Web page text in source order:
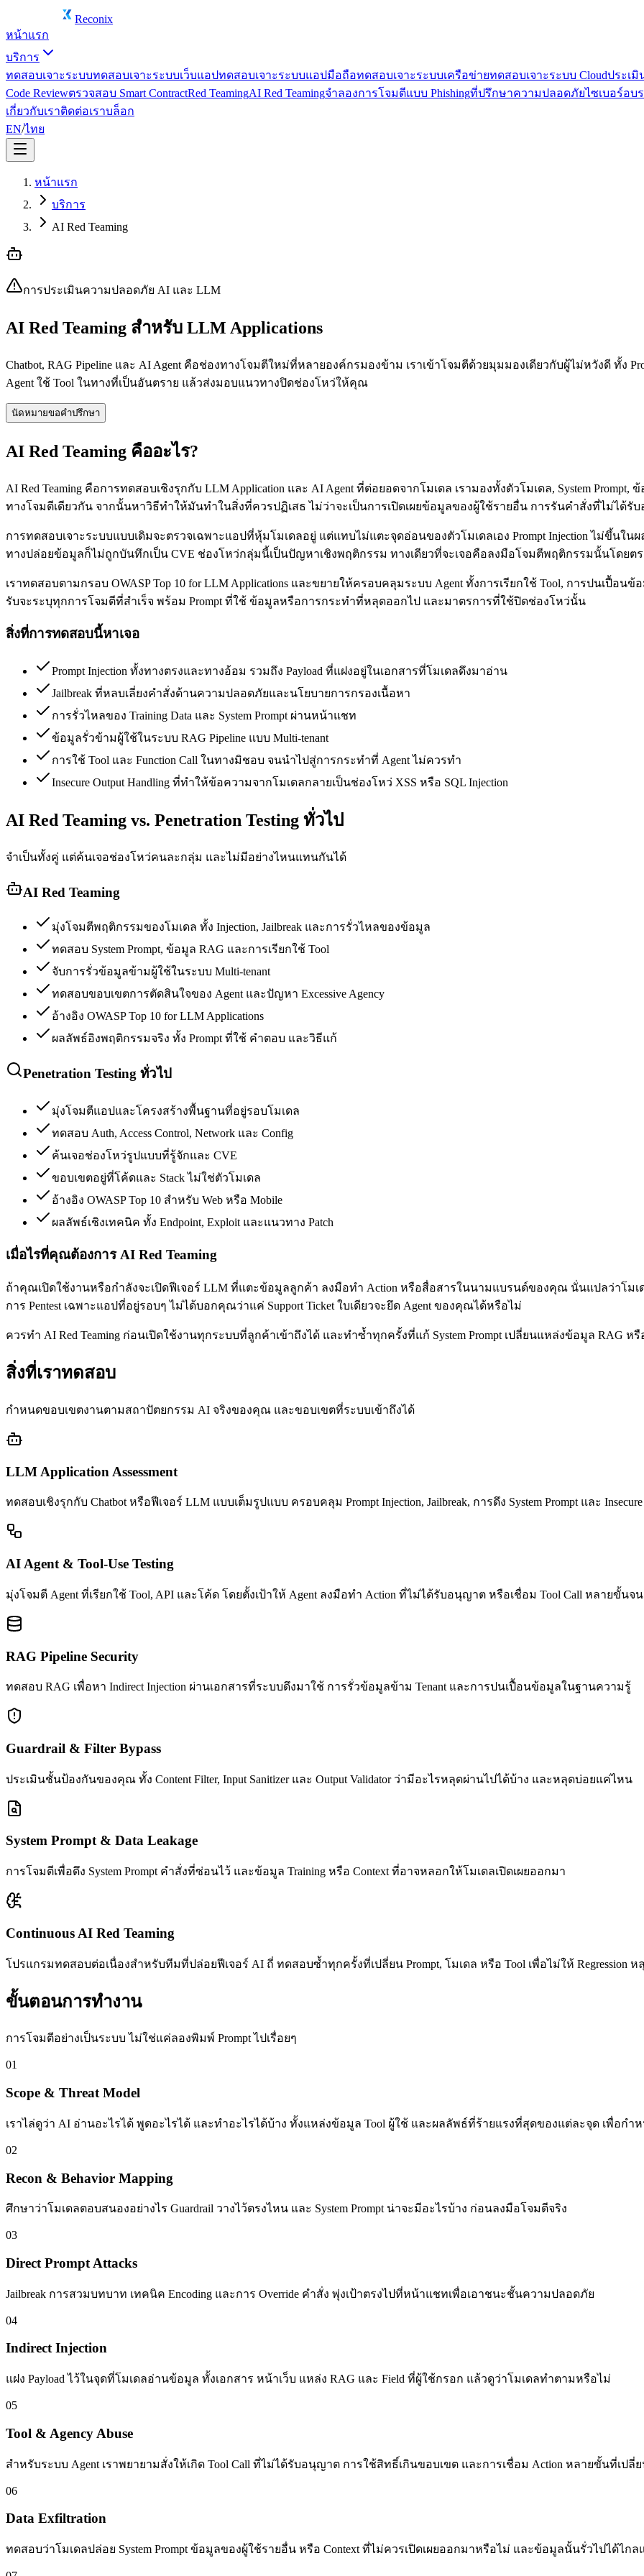
Reconix
หน้าแรก
บริการ
ทดสอบเจาะระบบทดสอบเจาะระบบเว็บแอปทดสอบเจาะระบบแอปมือถือทดสอบเจาะระบบเครือข่ายทดสอบเจาะระบบ Cloudประเมิ
Code Reviewตรวจสอบ Smart ContractRed TeamingAI Red Teamingจำลองการโจมตีแบบ Phishingที่ปรึกษาความปลอดภัยไซเบอร์อบ
เกี่ยวกับเราติดต่อเราบล็อก
EN/ไทย
หน้าแรก
บริการ
AI Red Teaming
การประเมินความปลอดภัย AI และ LLM
AI Red Teaming สำหรับ LLM Applications
Chatbot, RAG Pipeline และ AI Agent คือช่องทางโจมตีใหม่ที่หลายองค์กรมองข้าม เราเข้าโจมตีด้วยมุมมองเดียวกับผู้ไม่หวังดี ทั้ง
Agent ใช้ Tool ในทางที่เป็นอันตราย แล้วส่งมอบแนวทางปิดช่องโหว่ให้คุณ
นัดหมายขอคำปรึกษา
AI Red Teaming คืออะไร?
AI Red Teaming คือการทดสอบเชิงรุกกับ LLM Application และ AI Agent ที่ต่อยอดจากโมเดล เรามองทั้งตัวโมเดล, System
ทางโจมตีเดียวกัน จากนั้นหาวิธีทำให้มันทำในสิ่งที่ควรปฏิเสธ ไม่ว่าจะเป็นการเปิดเผยข้อมูลของผู้ใช้รายอื่น การรันคำสั่งที่ไม่ได้
การทดสอบเจาะระบบแบบเดิมจะตรวจเฉพาะแอปที่หุ้มโมเดลอยู่ แต่แทบไม่แตะจุดอ่อนของตัวโมเดลเอง Prompt Injection ไม่ขึ้นในผ
ทางปล่อยข้อมูลก็ไม่ถูกบันทึกเป็น CVE ช่องโหว่กลุ่มนี้เป็นปัญหาเชิงพฤติกรรม ทางเดียวที่จะเจอคือลงมือโจมตีพฤติกรรมนั้นโดยตร
เราทดสอบตามกรอบ OWASP Top 10 for LLM Applications และขยายให้ครอบคลุมระบบ Agent ทั้งการเรียกใช้ Tool, การปนเปื้อ
รับจะระบุทุกการโจมตีที่สำเร็จ พร้อม Prompt ที่ใช้ ข้อมูลหรือการกระทำที่หลุดออกไป และมาตรการที่ใช้ปิดช่องโหว่นั้น
สิ่งที่การทดสอบนี้หาเจอ
Prompt Injection ทั้งทางตรงและทางอ้อม รวมถึง Payload ที่แฝงอยู่ในเอกสารที่โมเดลดึงมาอ่าน
Jailbreak ที่หลบเลี่ยงคำสั่งด้านความปลอดภัยและนโยบายการกรองเนื้อหา
การรั่วไหลของ Training Data และ System Prompt ผ่านหน้าแชท
ข้อมูลรั่วข้ามผู้ใช้ในระบบ RAG Pipeline แบบ Multi-tenant
การใช้ Tool และ Function Call ในทางมิชอบ จนนำไปสู่การกระทำที่ Agent ไม่ควรทำ
Insecure Output Handling ที่ทำให้ข้อความจากโมเดลกลายเป็นช่องโหว่ XSS หรือ SQL Injection
AI Red Teaming vs. Penetration Testing ทั่วไป
จำเป็นทั้งคู่ แต่ค้นเจอช่องโหว่คนละกลุ่ม และไม่มีอย่างไหนแทนกันได้
AI Red Teaming
มุ่งโจมตีพฤติกรรมของโมเดล ทั้ง Injection, Jailbreak และการรั่วไหลของข้อมูล
ทดสอบ System Prompt, ข้อมูล RAG และการเรียกใช้ Tool
จับการรั่วข้อมูลข้ามผู้ใช้ในระบบ Multi-tenant
ทดสอบขอบเขตการตัดสินใจของ Agent และปัญหา Excessive Agency
อ้างอิง OWASP Top 10 for LLM Applications
ผลลัพธ์อิงพฤติกรรมจริง ทั้ง Prompt ที่ใช้ คำตอบ และวิธีแก้
Penetration Testing ทั่วไป
มุ่งโจมตีแอปและโครงสร้างพื้นฐานที่อยู่รอบโมเดล
ทดสอบ Auth, Access Control, Network และ Config
ค้นเจอช่องโหว่รูปแบบที่รู้จักและ CVE
ขอบเขตอยู่ที่โค้ดและ Stack ไม่ใช่ตัวโมเดล
อ้างอิง OWASP Top 10 สำหรับ Web หรือ Mobile
ผลลัพธ์เชิงเทคนิค ทั้ง Endpoint, Exploit และแนวทาง Patch
เมื่อไรที่คุณต้องการ AI Red Teaming
ถ้าคุณเปิดใช้งานหรือกำลังจะเปิดฟีเจอร์ LLM ที่แตะข้อมูลลูกค้า ลงมือทำ Action หรือสื่อสารในนามแบรนด์ของคุณ นั่นแปลว่าโม
การ Pentest เฉพาะแอปที่อยู่รอบๆ ไม่ได้บอกคุณว่าแค่ Support Ticket ใบเดียวจะยึด Agent ของคุณได้หรือไม่
ควรทำ AI Red Teaming ก่อนเปิดใช้งานทุกระบบที่ลูกค้าเข้าถึงได้ และทำซ้ำทุกครั้งที่แก้ System Prompt เปลี่ยนแหล่งข้อมูล RAG หรื
สิ่งที่เราทดสอบ
กำหนดขอบเขตงานตามสถาปัตยกรรม AI จริงของคุณ และขอบเขตที่ระบบเข้าถึงได้
LLM Application Assessment
ทดสอบเชิงรุกกับ Chatbot หรือฟีเจอร์ LLM แบบเต็มรูปแบบ ครอบคลุม Prompt Injection, Jailbreak, การดึง System Prompt และ
AI Agent & Tool-Use Testing
มุ่งโจมตี Agent ที่เรียกใช้ Tool, API และโค้ด โดยตั้งเป้าให้ Agent ลงมือทำ Action ที่ไม่ได้รับอนุญาต หรือเชื่อม Tool Call หลายขั้นจ
RAG Pipeline Security
ทดสอบ RAG เพื่อหา Indirect Injection ผ่านเอกสารที่ระบบดึงมาใช้ การรั่วข้อมูลข้าม Tenant และการปนเปื้อนข้อมูลในฐานความรู้
Guardrail & Filter Bypass
ประเมินชั้นป้องกันของคุณ ทั้ง Content Filter, Input Sanitizer และ Output Validator ว่ามีอะไรหลุดผ่านไปได้บ้าง และหลุดบ่อยแค่ไหน
System Prompt & Data Leakage
การโจมตีเพื่อดึง System Prompt คำสั่งที่ซ่อนไว้ และข้อมูล Training หรือ Context ที่อาจหลอกให้โมเดลเปิดเผยออกมา
Continuous AI Red Teaming
โปรแกรมทดสอบต่อเนื่องสำหรับทีมที่ปล่อยฟีเจอร์ AI ถี่ ทดสอบซ้ำทุกครั้งที่เปลี่ยน Prompt, โมเดล หรือ Tool เพื่อไม่ให้ Regression ห
ขั้นตอนการทำงาน
การโจมตีอย่างเป็นระบบ ไม่ใช่แค่ลองพิมพ์ Prompt ไปเรื่อยๆ
01
Scope & Threat Model
เราไล่ดูว่า AI อ่านอะไรได้ พูดอะไรได้ และทำอะไรได้บ้าง ทั้งแหล่งข้อมูล Tool ผู้ใช้ และผลลัพธ์ที่ร้ายแรงที่สุดของแต่ละจุด เพื่อกำ
02
Recon & Behavior Mapping
ศึกษาว่าโมเดลตอบสนองอย่างไร Guardrail วางไว้ตรงไหน และ System Prompt น่าจะมีอะไรบ้าง ก่อนลงมือโจมตีจริง
03
Direct Prompt Attacks
Jailbreak การสวมบทบาท เทคนิค Encoding และการ Override คำสั่ง พุ่งเป้าตรงไปที่หน้าแชทเพื่อเอาชนะชั้นความปลอดภัย
04
Indirect Injection
แฝง Payload ไว้ในจุดที่โมเดลอ่านข้อมูล ทั้งเอกสาร หน้าเว็บ แหล่ง RAG และ Field ที่ผู้ใช้กรอก แล้วดูว่าโมเดลทำตามหรือไม่
05
Tool & Agency Abuse
สำหรับระบบ Agent เราพยายามสั่งให้เกิด Tool Call ที่ไม่ได้รับอนุญาต การใช้สิทธิ์เกินขอบเขต และการเชื่อม Action หลายขั้นที่เป
06
Data Exfiltration
ทดสอบว่าโมเดลปล่อย System Prompt ข้อมูลของผู้ใช้รายอื่น หรือ Context ที่ไม่ควรเปิดเผยออกมาหรือไม่ และข้อมูลนั้นรั่วไปได้ไก